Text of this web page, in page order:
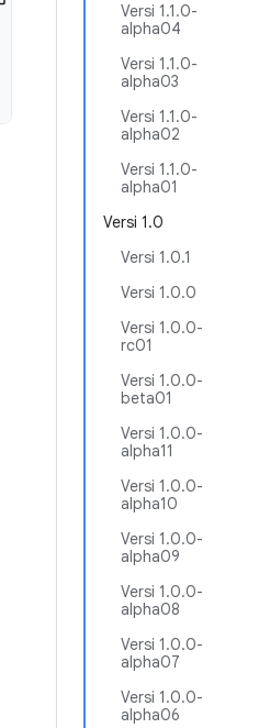
Versi 1.1.0-
alpha04
Versi 1.1.0-
alpha03
Versi 1.1.0-
alpha02
Versi 1.1.0-
alpha01
Versi 1.0
Versi 1.0.1
Versi 1.0.0
Versi 1.0.0-
rc01
Versi 1.0.0-
beta01
Versi 1.0.0-
alpha11
Versi 1.0.0-
alpha10
Versi 1.0.0-
alpha09
Versi 1.0.0-
alpha08
Versi 1.0.0-
alpha07
Versi 1.0.0-
alpha06